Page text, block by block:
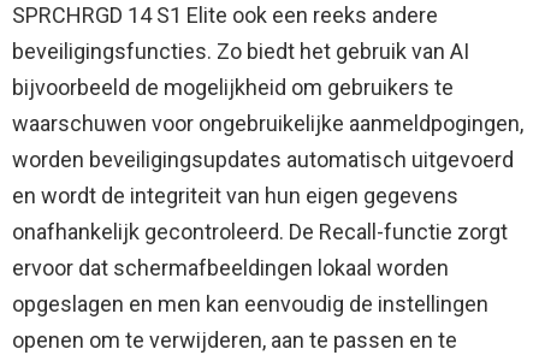
SPRCHRGD 14 S1 Elite ook een reeks andere
beveiligingsfuncties. Zo biedt het gebruik van AI
bijvoorbeeld de mogelijkheid om gebruikers te
waarschuwen voor ongebruikelijke aanmeldpogingen,
worden beveiligingsupdates automatisch uitgevoerd
en wordt de integriteit van hun eigen gegevens
onafhankelijk gecontroleerd. De Recall-functie zorgt
ervoor dat schermafbeeldingen lokaal worden
opgeslagen en men kan eenvoudig de instellingen
openen om te verwijderen, aan te passen en te